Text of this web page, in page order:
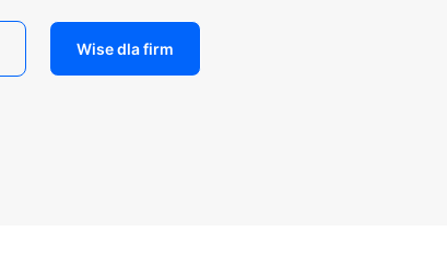
Wise dla firm